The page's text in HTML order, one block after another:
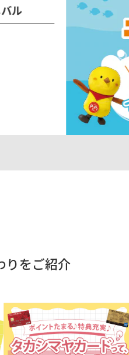
りをご紹介